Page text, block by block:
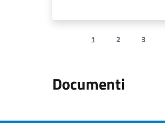
Previous page
1 2 3
Documenti